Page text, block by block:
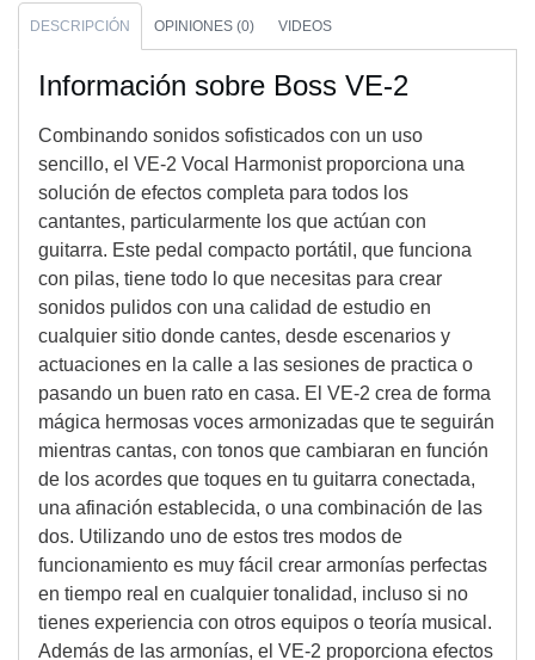
DESCRIPCIÓN OPINIONES (0) VIDEOS
Información sobre Boss VE-2
Combinando sonidos sofisticados con un uso
sencillo, el VE-2 Vocal Harmonist proporciona una
solución de efectos completa para todos los
cantantes, particularmente los que actúan con
guitarra. Este pedal compacto portátil, que funciona
con pilas, tiene todo lo que necesitas para crear
sonidos pulidos con una calidad de estudio en
cualquier sitio donde cantes, desde escenarios y
actuaciones en la calle a las sesiones de practica o
pasando un buen rato en casa. El VE-2 crea de forma
mágica hermosas voces armonizadas que te seguirán
mientras cantas, con tonos que cambiaran en función
de los acordes que toques en tu guitarra conectada,
una afinación establecida, o una combinación de las
dos. Utilizando uno de estos tres modos de
funcionamiento es muy fácil crear armonías perfectas
en tiempo real en cualquier tonalidad, incluso si no
tienes experiencia con otros equipos o teoría musical.
Además de las armonías, el VE-2 proporciona efectos